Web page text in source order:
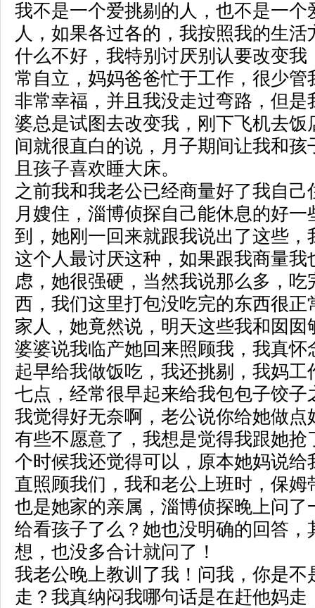
我不是一个爱挑剔的人，也不是一个
人，如果各过各的，我按照我的生活
什么不好，我特别讨厌别认要改变我
常自立，妈妈爸爸忙于工作，很少管
非常幸福，并且我没走过弯路，但是
婆总是试图去改变我，刚下飞机去饭
间就很直白的说，月子期间让我和孩
且孩子喜欢睡大床。
之前我和我老公已经商量好了我自己
月嫂住，淄博侦探自己能休息的好一
到，她刚一回来就跟我说出了这些，
这个人最讨厌这种，如果跟我商量我
虑，她很强硬，当然我说那么多，吃
西，我们这里打包没吃完的东西很正
家人，她竟然说，明天这些我和囡囡
婆婆说我临产她回来照顾我，我真怀
起早给我做饭吃，我还挑剔，我妈工
七点，经常很早起来给我包包子饺子
我觉得好无奈啊，老公说你给她做点
有些不愿意了，我想是觉得我跟她抢
个时候我还觉得可以，原本她妈说给
直照顾我们，我和老公上班时，保姆
也是她家的亲属， 淄博侦探晚上问了
给看孩子了么？她也没明确的回答，
想，也没多合计就问了！
我老公晚上教训了我！问我，你是不
走？我真纳闷我哪句话是在赶他妈走